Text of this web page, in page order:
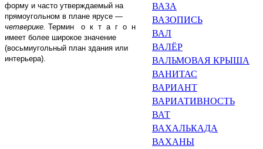
форму и часто утверждаемый на
прямоугольном в плане ярусе —
четверике. Термин
октагон
имеет более широкое значение
(восьмиугольный план здания или
интерьера).
ВАЗА
ВАЗОПИСЬ
ВАЛ
ВАЛЁР
ВАЛЬМОВАЯ КРЫША
ВАНИТАС
ВАРИАНТ
ВАРИАТИВНОСТЬ
ВАТ
ВАХАЛЬКАДА
ВАХАНЫ